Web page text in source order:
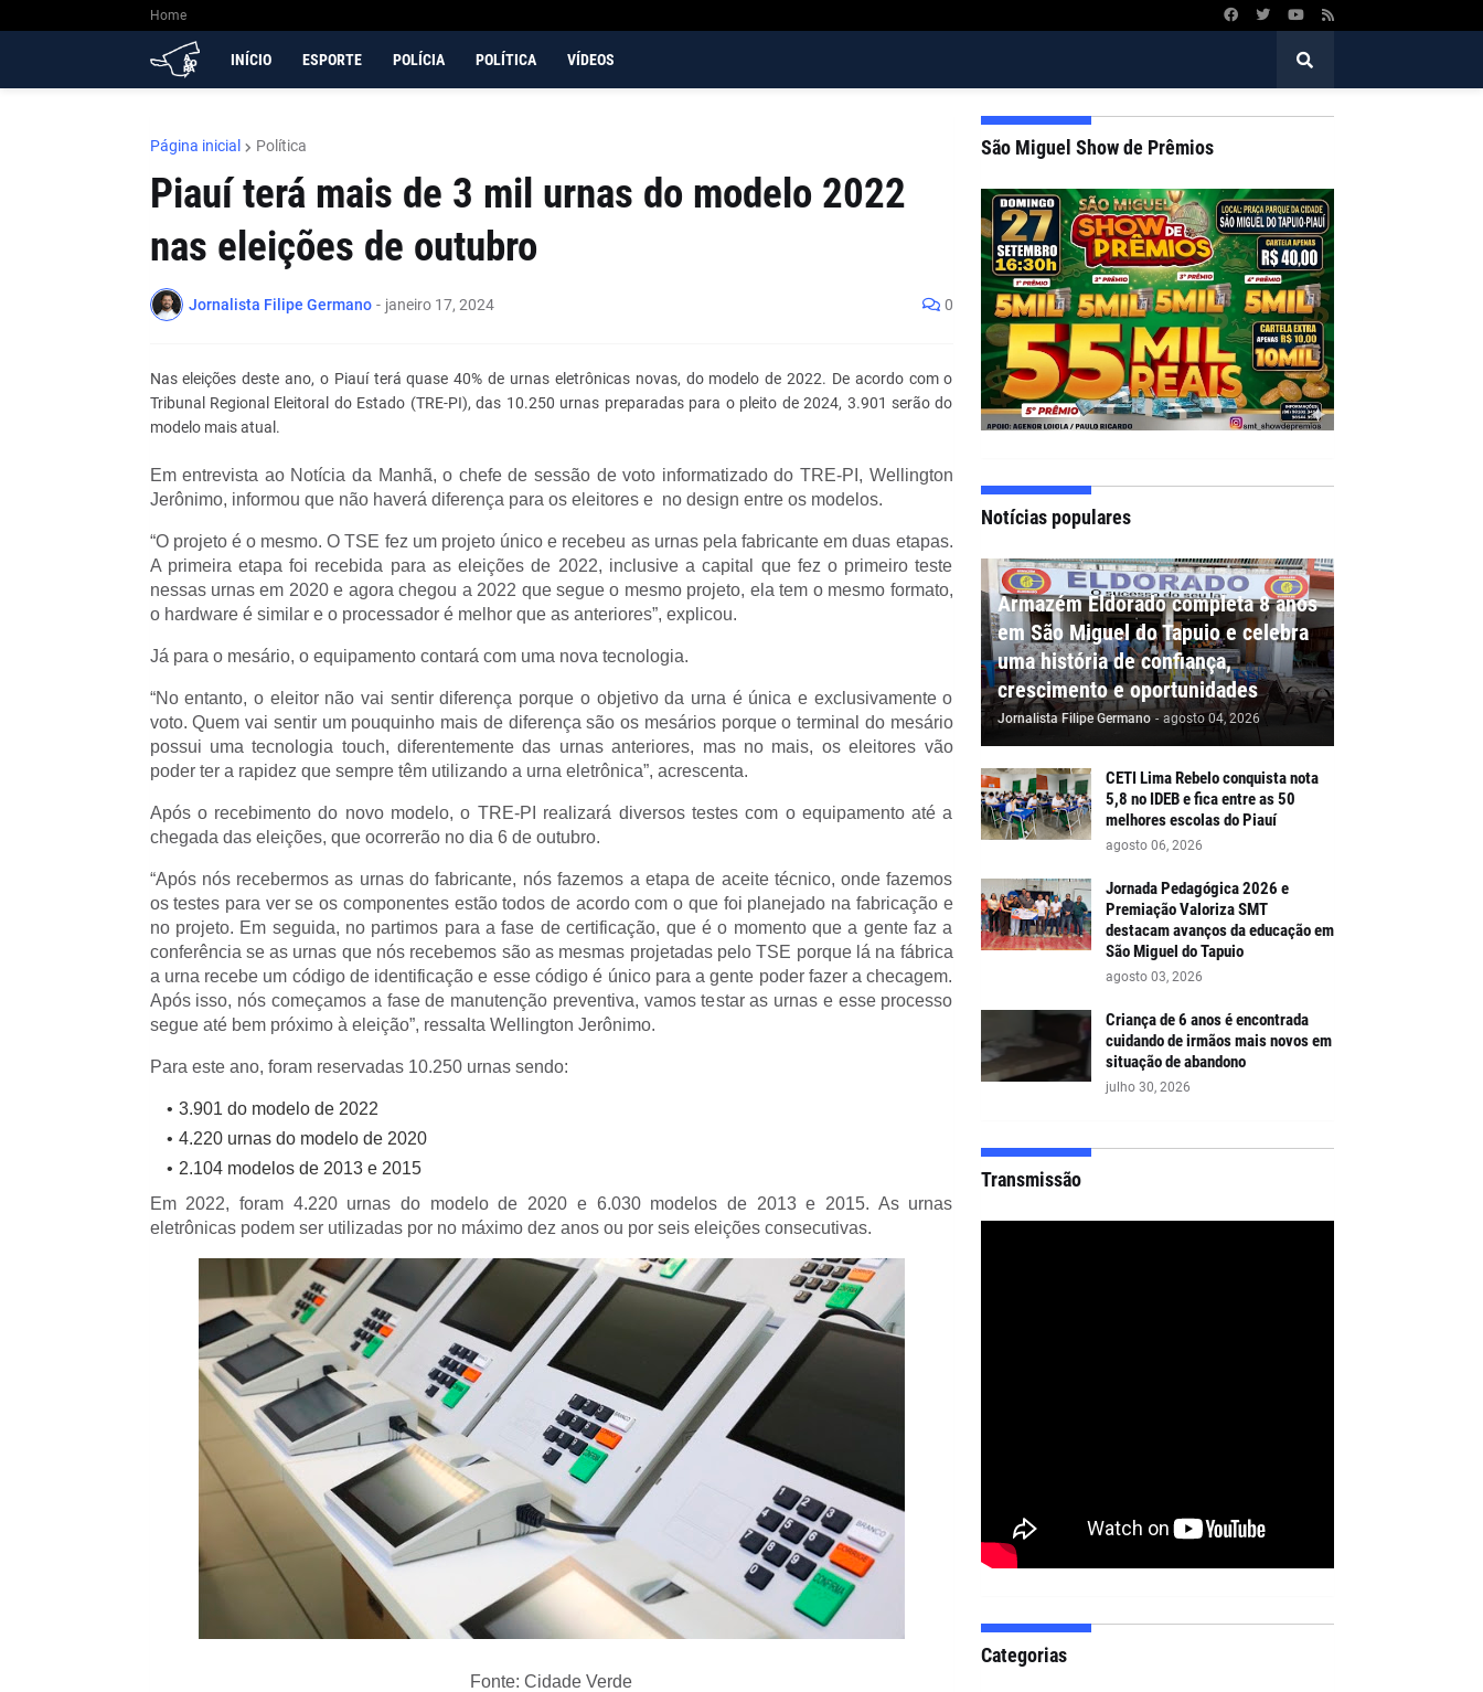
Home
INÍCIO ESPORTE POLÍCIA POLÍTICA VÍDEOS
Página inicial Política
Piauí terá mais de 3 mil urnas do modelo 2022
nas eleições de outubro
Jornalista Filipe Germano - janeiro 17, 2024 0
Nas eleições deste ano, o Piauí terá quase 40% de urnas eletrônicas novas, do modelo de 2022. De acordo com o
Tribunal Regional Eleitoral do Estado (TRE-PI), das 10.250 urnas preparadas para o pleito de 2024, 3.901 serão do
modelo mais atual.
Em entrevista ao Notícia da Manhã, o chefe de sessão de voto informatizado do TRE-PI, Wellington
Jerônimo, informou que não haverá diferença para os eleitores e no design entre os modelos.
“O projeto é o mesmo. O TSE fez um projeto único e recebeu as urnas pela fabricante em duas etapas.
A primeira etapa foi recebida para as eleições de 2022, inclusive a capital que fez o primeiro teste
nessas urnas em 2020 e agora chegou a 2022 que segue o mesmo projeto, ela tem o mesmo formato,
o hardware é similar e o processador é melhor que as anteriores”, explicou.
Já para o mesário, o equipamento contará com uma nova tecnologia.
“No entanto, o eleitor não vai sentir diferença porque o objetivo da urna é única e exclusivamente o
voto. Quem vai sentir um pouquinho mais de diferença são os mesários porque o terminal do mesário
possui uma tecnologia touch, diferentemente das urnas anteriores, mas no mais, os eleitores vão
poder ter a rapidez que sempre têm utilizando a urna eletrônica”, acrescenta.
Após o recebimento do novo modelo, o TRE-PI realizará diversos testes com o equipamento até a
chegada das eleições, que ocorrerão no dia 6 de outubro.
“Após nós recebermos as urnas do fabricante, nós fazemos a etapa de aceite técnico, onde fazemos
os testes para ver se os componentes estão todos de acordo com o que foi planejado na fabricação e
no projeto. Em seguida, no partimos para a fase de certificação, que é o momento que a gente faz a
conferência se as urnas que nós recebemos são as mesmas projetadas pelo TSE porque lá na fábrica
a urna recebe um código de identificação e esse código é único para a gente poder fazer a checagem.
Após isso, nós começamos a fase de manutenção preventiva, vamos testar as urnas e esse processo
segue até bem próximo à eleição”, ressalta Wellington Jerônimo.
Para este ano, foram reservadas 10.250 urnas sendo:
3.901 do modelo de 2022
4.220 urnas do modelo de 2020
2.104 modelos de 2013 e 2015
Em 2022, foram 4.220 urnas do modelo de 2020 e 6.030 modelos de 2013 e 2015. As urnas
eletrônicas podem ser utilizadas por no máximo dez anos ou por seis eleições consecutivas.
Fonte: Cidade Verde
São Miguel Show de Prêmios
Notícias populares
Armazém Eldorado completa 8 anos
em São Miguel do Tapuio e celebra
uma história de confiança,
crescimento e oportunidades
Jornalista Filipe Germano - agosto 04, 2026
CETI Lima Rebelo conquista nota
5,8 no IDEB e fica entre as 50
melhores escolas do Piauí
agosto 06, 2026
Jornada Pedagógica 2026 e
Premiação Valoriza SMT
destacam avanços da educação em
São Miguel do Tapuio
agosto 03, 2026
Criança de 6 anos é encontrada
cuidando de irmãos mais novos em
situação de abandono
julho 30, 2026
Transmissão
Categorias